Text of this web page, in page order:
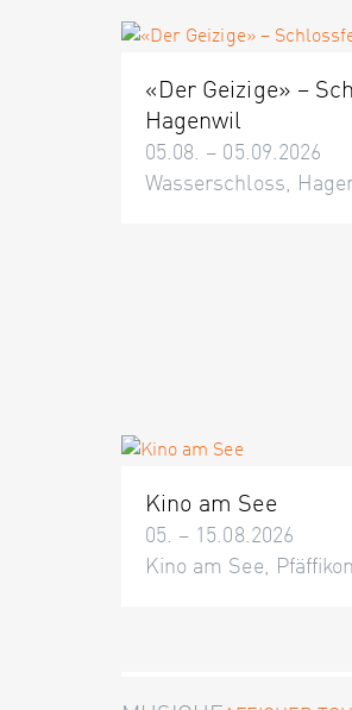
«Der Geizige» –
Hagenwil
05.08. – 05.09.2026
Wasserschloss,
Kino am See
05. – 15.08.2026
Kino am See,